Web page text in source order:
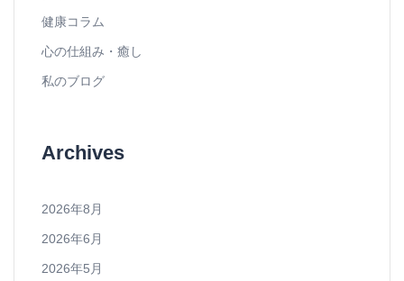
健康コラム
心の仕組み・癒し
私のブログ
Archives
2026年8月
2026年6月
2026年5月